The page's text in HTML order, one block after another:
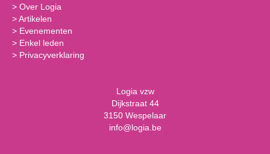
> Over Logia
>Artikelen
> Evenementen
> Enkel leden
> Privacyverklaring
Logia vzw
Dijkstraat 44
3150 Wespelaar
info@logia.be